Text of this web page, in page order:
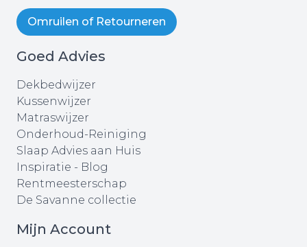
Omruilen of Retourneren
Goed Advies
Dekbedwijzer
Kussenwijzer
Matraswijzer
Onderhoud-Reiniging
Slaap Advies aan Huis
Inspiratie - Blog
Rentmeesterschap
De Savanne collectie
Mijn Account